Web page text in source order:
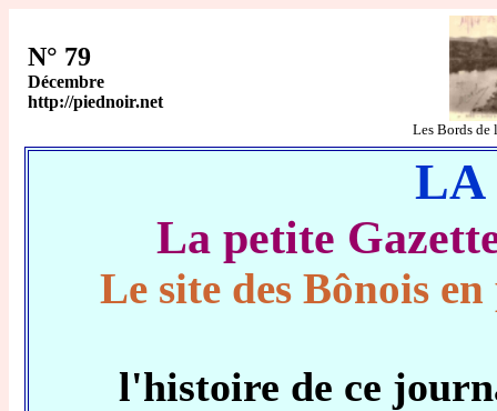
N° 79
Décembre
http://piednoir.net
Les Bords de
LA
La petite
Le site des Bônois
l'histoire de ce